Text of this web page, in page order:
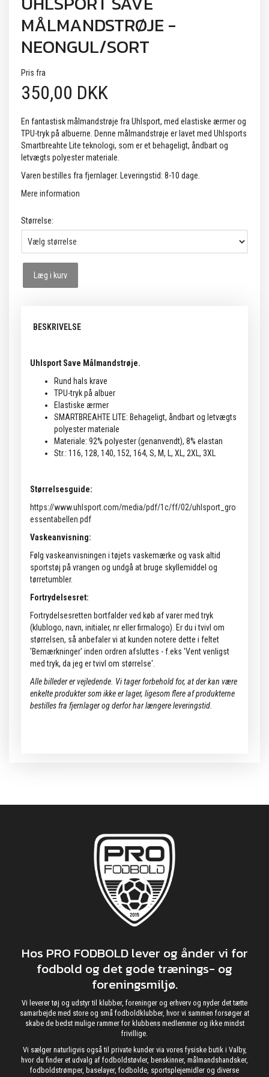
MÅLMANDSTRØJE -
NEONGUL/SORT
Pris fra
350,00 DKK
En fantastisk målmandstrøje fra Uhlsport, med elastiske ærmer og
TPU-tryk på albuerne. Denne målmandstrøje er lavet med Uhlsports
Smartbreahte Lite teknologi, som er et behageligt, åndbart og
letvægts polyester materiale.
Varen bestilles fra fjernlager. Leveringstid: 8-10 dage.
Mere information
Størrelse:
Læg i kurv
BESKRIVELSE
Uhlsport Save Målmandstrøje.
Rund hals krave
TPU-tryk på albuer
Elastiske ærmer
SMARTBREAHTE LITE: Behageligt, åndbart og letvægts
polyester materiale
Materiale: 92% polyester (genanvendt), 8% elastan
Str.: 116, 128, 140, 152, 164, S, M, L, XL, 2XL, 3XL
Størrelsesguide:
https://www.uhlsport.com/media/pdf/1c/ff/02/uhlsport_gro
essentabellen.pdf
Vaskeanvisning:
Følg vaskeanvisningen i tøjets vaskemærke og vask altid
sportstøj på vrangen og undgå at bruge skyllemiddel og
tørretumbler.
Fortrydelsesret:
Fortrydelsesretten bortfalder ved køb af varer med tryk
(klublogo, navn, initialer, nr eller firmalogo). Er du i tvivl om
størrelsen, så anbefaler vi at kunden notere dette i feltet
'Bemærkninger' inden ordren afsluttes - f.eks 'Vent venligst
med tryk, da jeg er tvivl om størrelse'.
Alle billeder er vejledende. Vi tager forbehold for, at der kan være
enkelte produkter som ikke er lager, ligesom flere af produkterne
bestilles fra fjernlager og derfor har længere leveringstid.
Hos PRO FODBOLD lever og ånder vi for
fodbold og det gode trænings- og
foreningsmiljø.
Vi leverer tøj og udstyr til klubber, foreninger og erhverv og nyder det tætte
samarbejde med store og små fodboldklubber, hvor vi sammen forsøger at
skabe de bedst mulige rammer for klubbens medlemmer og ikke mindst
frivillige.
Vi sælger naturligvis også til private kunder via vores fysiske butik i Valby,
hvor du finder et udvalg af fodboldstøvler, benskinner, målmandshandsker,
fodboldstrømper, baselayer, fodbolde, sportsplejemidler og diverse